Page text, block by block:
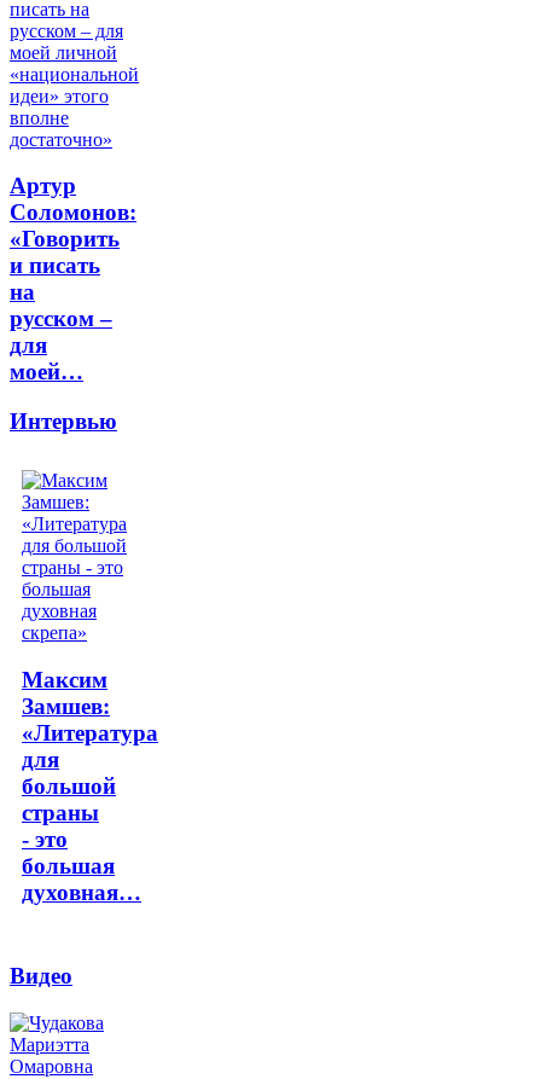
Артур
Соломонов:
«Говорить
и писать
на
русском –
для
моей…
Интервью
Максим
Замшев:
«Литература
для
большой
страны
- это
большая
духовная…
Видео